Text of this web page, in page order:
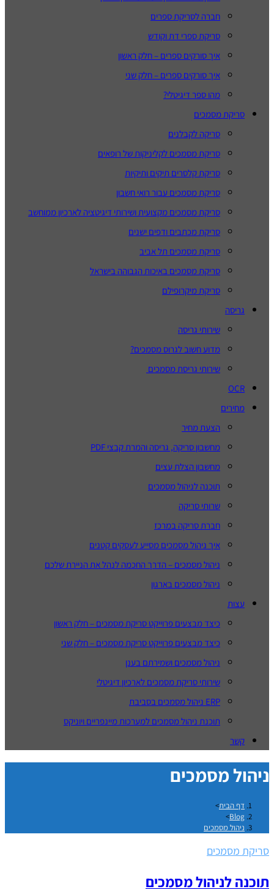
חברה לסריקת ספרים
סריקת ספרי דת וקודש
איך סורקים ספרים – חלק ראשון
איך סורקים ספרים – חלק שני
מהו ספר דיגיטלי?
סריקת מסמכים
סריקה לקבלנים
סריקת מסמכים לקליניקות של רופאים
סריקת קלסרים תיקים ותיקיות
סריקת מסמכים עבור רואי חשבון
סריקת מסמכים מקצועית ושירותי דיגיטציה לארכיון ממוחשב
סריקת מכתבים ודפים ישנים
סריקת מסמכים תל אביב
סריקת מסמכים באיכות הגבוהה בישראל
סריקת מיקרופילם
גריסה
שירותי גריסה
מדוע חשוב לגרוס מסמכים?
שירותי גריסת מסמכים
OCR
מחירים
הצעת מחיר
מחשבון סריקה, גריסה והמרת קבצי PDF
מחשבון הצלת עצים
תוכנה לניהול מסמכים
שרותי סריקה
חברת סריקה במרכז
איך ניהול מסמכים מסייע לעסקים קטנים
ניהול מסמכים – הדרך החכמה לנהל את הניירת שלכם
ניהול מסמכים בארגון
עצות
כיצד מבצעים פרוייקט סריקת מסמכים – חלק ראשון
כיצד מבצעים פרוייקט סריקת מסמכים – חלק שני
ניהול מסמכים ושמירתם בענן
שירותי סריקת מסמכים לארכיון דיגיטלי
ERP ניהול מסמכים בסביבת
תוכנת ניהול מסמכים למערכות מיינפריים ויוניקס
קשר
ניהול מסמכים
דף הבית>
Blog
>
ניהול מסמכים
סריקת מסמכים
תוכנה לניהול מסמכים